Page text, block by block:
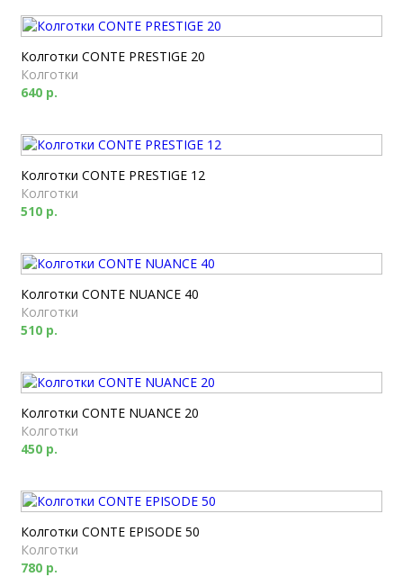
Колготки CONTE PRESTIGE 20
Колготки
640 р.
Колготки CONTE PRESTIGE 12
Колготки
510 р.
Колготки CONTE NUANCE 40
Колготки
510 р.
Колготки CONTE NUANCE 20
Колготки
450 р.
Колготки CONTE EPISODE 50
Колготки
780 р.